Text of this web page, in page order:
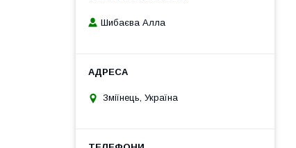
Шибаєва Алла
Зміїнець, Україна